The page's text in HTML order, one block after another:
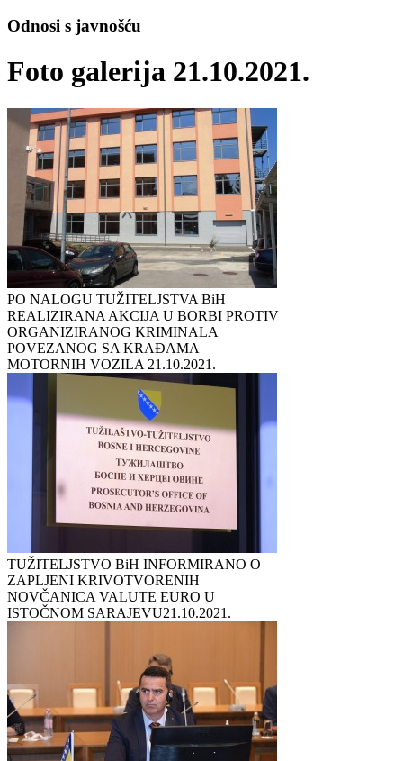
Odnosi s javnošću
Foto galerija 21.10.2021.
PO NALOGU TUŽITELJSTVA BiH
REALIZIRANA AKCIJA U BORBI PROTIV
ORGANIZIRANOG KRIMINALA
POVEZANOG SA KRAĐAMA
MOTORNIH VOZILA 21.10.2021.
TUŽITELJSTVO BiH INFORMIRANO O
ZAPLJENI KRIVOTVORENIH
NOVČANICA VALUTE EURO U
ISTOČNOM SARAJEVU21.10.2021.